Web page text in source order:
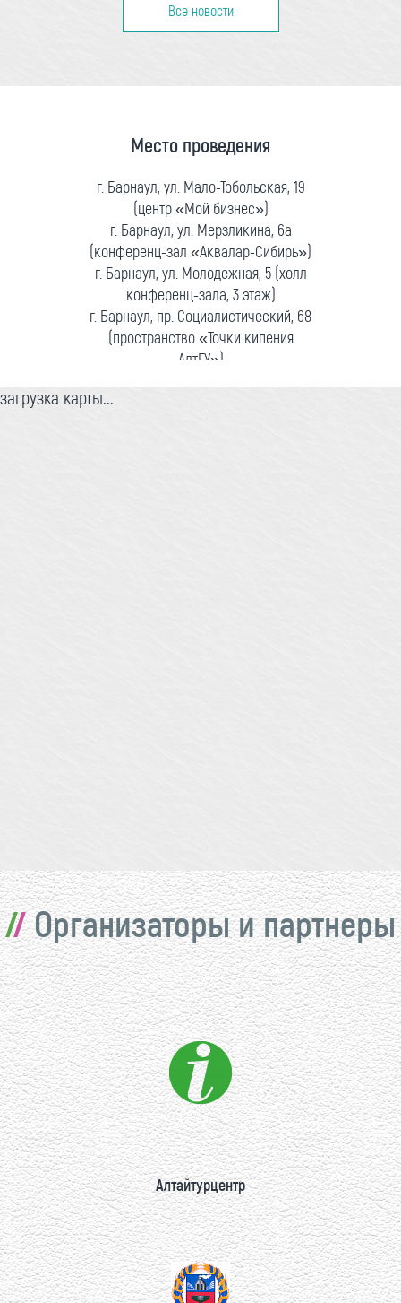
Все новости
Место проведения
г. Барнаул, ул. Мало-Тобольская, 19
(центр «Мой бизнес»)
г. Барнаул, ул. Мерзликина, 6а
(конференц-зал «Аквалар-Сибирь»)
г. Барнаул, ул. Молодежная, 5 (холл
конференц-зала, 3 этаж)
г. Барнаул, пр. Социалистический, 68
(пространство «Точки кипения
АлтГУ»)
загрузка карты...
Организаторы и партнеры
Алтайтурцентр